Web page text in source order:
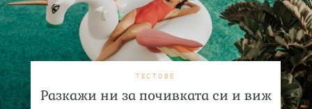
ТЕСТОВЕ
Разкажи ни за почивката си и виж